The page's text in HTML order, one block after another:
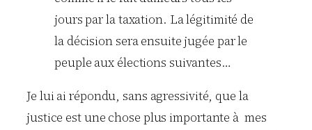
jours par la taxation. La légitimité de
la décision sera ensuite jugée par le
peuple aux élections suivantes…
Je lui ai répondu, sans agressivité, que la
justice est une chose plus importante à mes